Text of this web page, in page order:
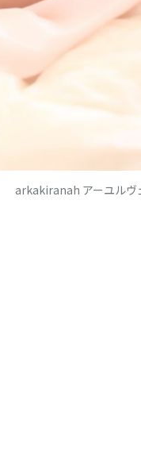
arkakiranah アーユルヴ